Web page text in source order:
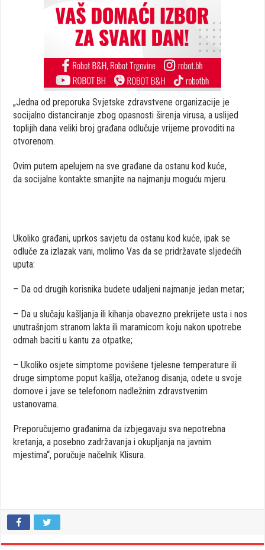
„Jedna od preporuka Svjetske zdravstvene organizacije je
socijalno distanciranje zbog opasnosti širenja virusa, a uslijed
toplijih dana veliki broj građana odlučuje vrijeme provoditi na
otvorenom.
Ovim putem apelujem na sve građane da ostanu kod kuće,
da socijalne kontakte smanjite na najmanju moguću mjeru.
Ukoliko građani, uprkos savjetu da ostanu kod kuće, ipak se
odluče za izlazak vani, molimo Vas da se pridržavate sljedećih
uputa:
– Da od drugih korisnika budete udaljeni najmanje jedan metar;
– Da u slučaju kašljanja ili kihanja obavezno prekrijete usta i nos
unutrašnjom stranom lakta ili maramicom koju nakon upotrebe
odmah baciti u kantu za otpatke;
– Ukoliko osjete simptome povišene tjelesne temperature ili
druge simptome poput kašlja, otežanog disanja, odete u svoje
domove i jave se telefonom nadležnim zdravstvenim
ustanovama.
Preporučujemo građanima da izbjegavaju sva nepotrebna
kretanja, a posebno zadržavanja i okupljanja na javnim
mjestima“, poručuje načelnik Klisura.